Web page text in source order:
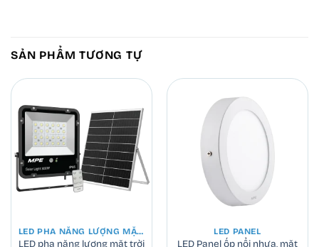
SẢN PHẨM TƯƠNG TỰ
LED PHA NĂNG LƯỢNG MẶT TRỜI
LED pha năng lượng mặt trời
LED PANEL
LED Panel ốp nổi nhựa, mặt